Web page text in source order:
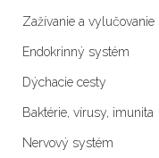
Zažívanie a vylučovanie
Endokrinný systém
Dýchacie cesty
Baktérie, vírusy, imunita
Nervový systém